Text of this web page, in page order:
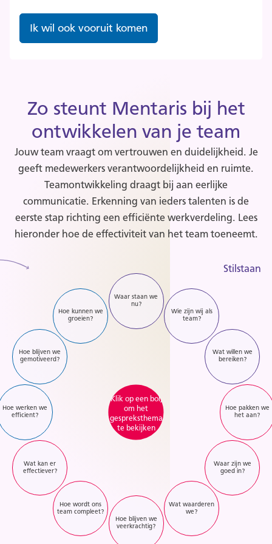
Ik wil ook vooruit komen
Zo steunt Mentaris bij het
ontwikkelen van je team
Jouw team vraagt om vertrouwen en duidelijkheid. Je
geeft medewerkers verantwoordelijkheid en ruimte.
Teamontwikkeling draagt bij aan eerlijke
communicatie. Erkenning van ieders talenten is de
eerste stap richting een efficiënte werkverdeling. Lees
hieronder hoe de effectiviteit van het team toeneemt.
Waar staan we
nu?
Wie zijn wij als
team?
Wat willen we
bereiken?
Hoe pakken we
het aan?
Waar zijn we
goed in?
Wat waarderen
we?
Hoe blijven we
veerkrachtig?
Hoe wordt ons
team compleet?
Wat kan er
effectiever?
Hoe werken we
efficient?
Hoe blijven we
gemotiveerd?
Hoe kunnen we
groeien?
Stilstaan
Klik op een bol,
om het
gespreksthema
te bekijken